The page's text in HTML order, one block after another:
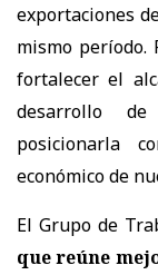
exportaciones
mismo período.
fortalecer el
desarrollo
posicionarla
económico de
El Grupo de
que reúne